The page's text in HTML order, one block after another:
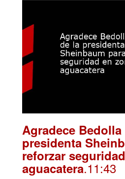
Agradece
presidenta
reforzar
aguacatera.11:43